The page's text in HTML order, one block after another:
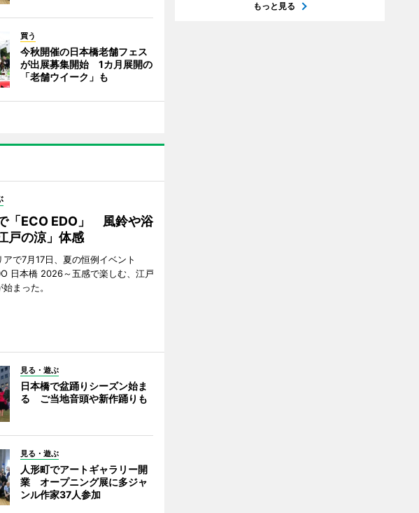
買う
今秋開催の日本橋老舗フェス
が出展募集開始 1カ月展開の
「老舗ウイーク」も
「ECO EDO」 風鈴や浴
戸の涼」体感
アで7月17日、夏の恒例イベント
日本橋 2026～五感で楽しむ、江戸
まった。
見る・遊ぶ
日本橋で盆踊りシーズン始ま
る ご当地音頭や新作踊りも
見る・遊ぶ
人形町でアートギャラリー開
業 オープニング展に多ジャ
ンル作家37人参加
もっと見る